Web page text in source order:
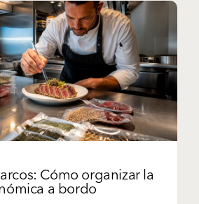
Cómo organizar la
a bordo